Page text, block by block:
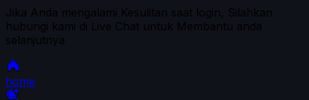
Jika Anda mengalami Kesulitan saat login, Silahkan
hubungi kami di Live Chat untuk Membantu anda
selanjutnya
home